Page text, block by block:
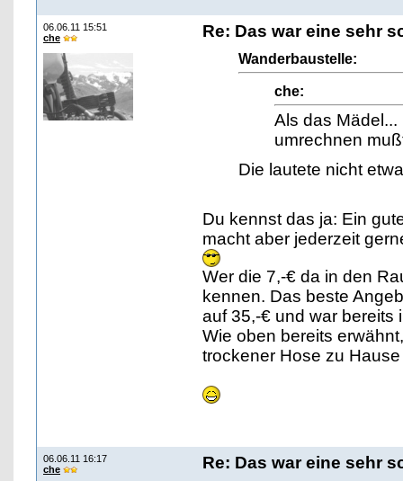
06.06.11 15:51
che
Re: Das war eine sehr
Wanderbaustelle:
che:
Als das
umrechnen
Die lautete nicht
Du kennst das ja: Ein
macht aber jederzeit
Wer die 7,-€ da in den
kennen. Das beste
auf 35,-€ und war bereits
Wie oben bereits
trockener Hose zu
06.06.11 16:17
che
Re: Das war eine sehr